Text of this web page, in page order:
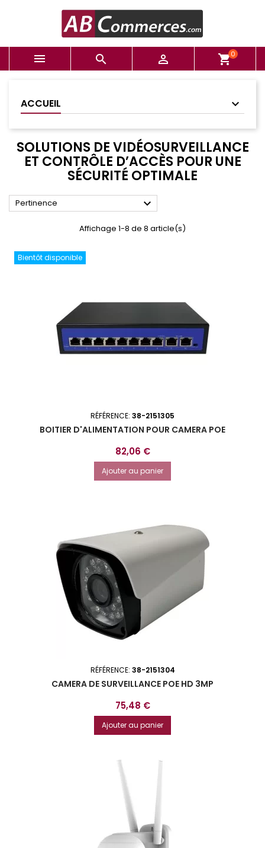
   shopping_cart0
ACCUEIL
SOLUTIONS DE VIDÉOSURVEILLANCE
ET CONTRÔLE D’ACCÈS POUR UNE
SÉCURITÉ OPTIMALE
Pertinence 
Affichage 1-8 de 8 article(s)
Bientôt disponible
RÉFÉRENCE: 38-2151305
BOITIER D'ALIMENTATION POUR CAMERA POE
Prix
82,06 €
Ajouter au panier
RÉFÉRENCE: 38-2151304
CAMERA DE SURVEILLANCE POE HD 3MP
Prix
75,48 €
Ajouter au panier